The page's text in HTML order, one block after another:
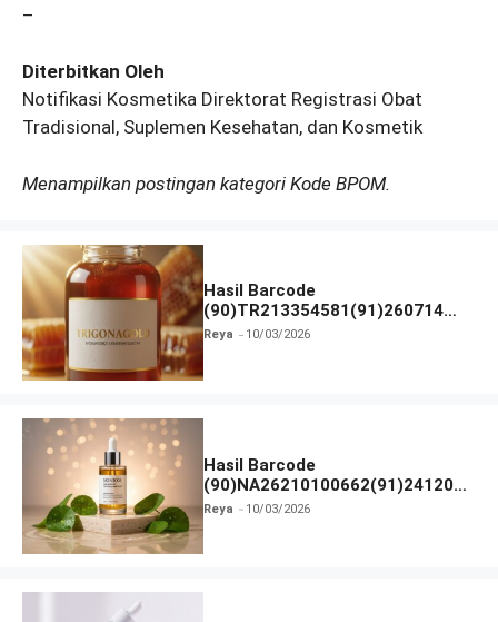
–
Diterbitkan Oleh
Notifikasi Kosmetika Direktorat Registrasi Obat
Tradisional, Suplemen Kesehatan, dan Kosmetik
Menampilkan postingan kategori Kode BPOM.
Hasil Barcode
(90)TR213354581(91)260714
dan Izin BPOM
Reya 10/03/2026
Hasil Barcode
(90)NA26210100662(91)241203
dan Izin BPOM
Reya 10/03/2026